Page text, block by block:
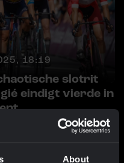
About
18:19
slotrit
eindigt vierde in